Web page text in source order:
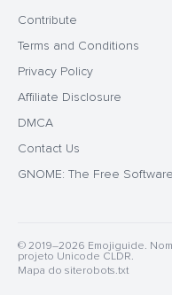
Contribute
Terms and Conditions
Privacy Policy
Affiliate Disclosure
DMCA
Contact Us
GNOME: The Free
© 2019–2026 Emojiguide.
projeto Unicode CLDR.
Mapa do siterobots.txt